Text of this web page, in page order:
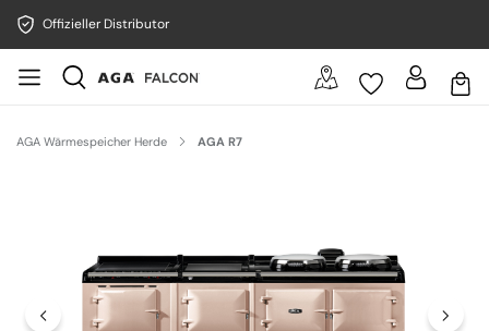
Offizieller Distributor
AGA Wärmespeicher Herde AGA R7